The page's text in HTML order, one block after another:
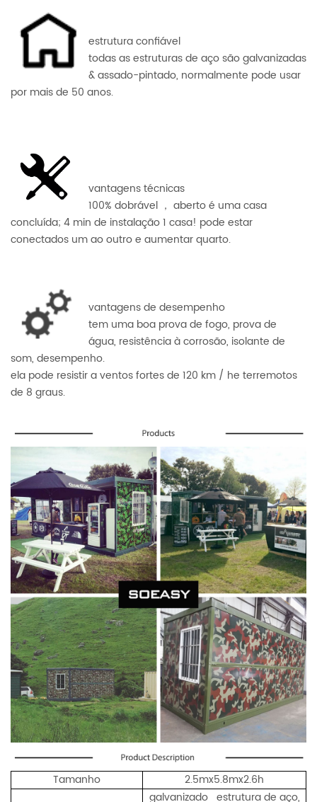
estrutura confiável
todas as estruturas de aço são galvanizadas
& assado-pintado, normalmente pode usar
por mais de 50 anos.
vantagens técnicas
100% dobrável ， aberto é uma casa
concluída; 4 min de instalação 1 casa! pode estar
conectados um ao outro e aumentar quarto.
vantagens de desempenho
tem uma boa prova de fogo, prova de
água, resistência à corrosão, isolante de
som, desempenho.
ela pode resistir a ventos fortes de 120 km / he terremotos
de 8 graus.
Tamanho
2.5mx5.8mx2.6h
galvanizado estrutura de aço,